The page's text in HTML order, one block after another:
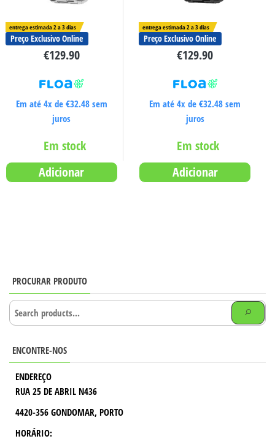
entrega estimada 2 a 3 dias
Preço Exclusivo Online
€129.90
Em até 4x de €32.48sem
juros
Em stock
Adicionar
entrega estimada 2 a 3 dias
Preço Exclusivo Online
€129.90
Em até 4x de€32.48 sem
juros
Em stock
Adicionar
PROCURAR PRODUTO
ENCONTRE-NOS
ENDEREÇO
RUA 25 DE ABRIL N436
4420-356 GONDOMAR, PORTO
HORÁRIO: